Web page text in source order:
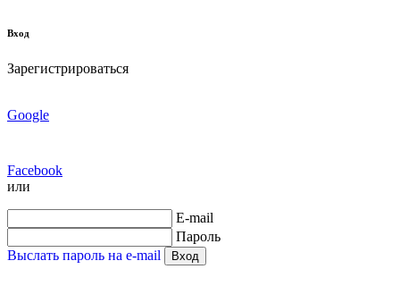
Вход
Зарегистрироваться
Google
Facebook
или
E-mail
Пароль
Выслать пароль на e-mail
Вход